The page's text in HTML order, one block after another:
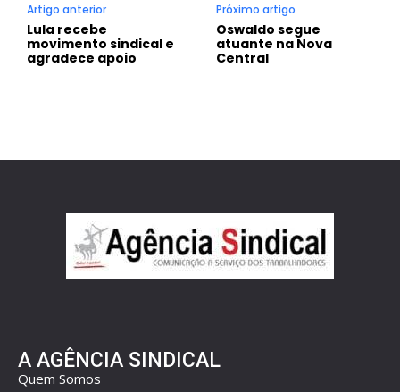
Artigo anterior
Lula recebe
movimento sindical e
agradece apoio
Próximo artigo
Oswaldo segue
atuante na Nova
Central
A AGÊNCIA SINDICAL
Quem Somos